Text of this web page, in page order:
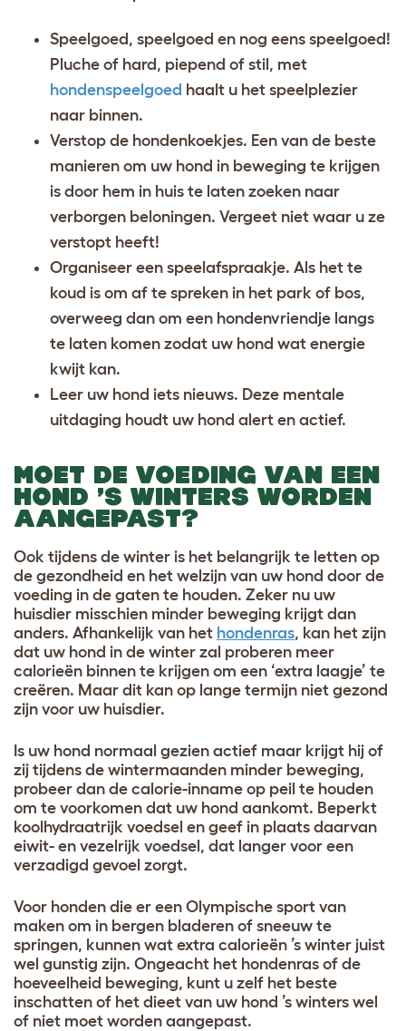
Speelgoed, speelgoed en nog eens speelgoed!
Pluche of hard, piepend of stil, met
hondenspeelgoed haalt u het speelplezier
naar binnen.
Verstop de hondenkoekjes. Een van de beste
manieren om uw hond in beweging te krijgen
is door hem in huis te laten zoeken naar
verborgen beloningen. Vergeet niet waar u ze
verstopt heeft!
Organiseer een speelafspraakje. Als het te
koud is om af te spreken in het park of bos,
overweeg dan om een hondenvriendje langs
te laten komen zodat uw hond wat energie
kwijt kan.
Leer uw hond iets nieuws. Deze mentale
uitdaging houdt uw hond alert en actief.
MOET DE VOEDING VAN EEN
HOND ’S WINTERS WORDEN
AANGEPAST?
Ook tijdens de winter is het belangrijk te letten op
de gezondheid en het welzijn van uw hond door de
voeding in de gaten te houden. Zeker nu uw
huisdier misschien minder beweging krijgt dan
anders. Afhankelijk van het hondenras, kan het zijn
dat uw hond in de winter zal proberen meer
calorieën binnen te krijgen om een ‘extra laagje’ te
creëren. Maar dit kan op lange termijn niet gezond
zijn voor uw huisdier.
Is uw hond normaal gezien actief maar krijgt hij of
zij tijdens de wintermaanden minder beweging,
probeer dan de calorie-inname op peil te houden
om te voorkomen dat uw hond aankomt. Beperkt
koolhydraatrijk voedsel en geef in plaats daarvan
eiwit- en vezelrijk voedsel, dat langer voor een
verzadigd gevoel zorgt.
Voor honden die er een Olympische sport van
maken om in bergen bladeren of sneeuw te
springen, kunnen wat extra calorieën ’s winter juist
wel gunstig zijn. Ongeacht het hondenras of de
hoeveelheid beweging, kunt u zelf het beste
inschatten of het dieet van uw hond ’s winters wel
of niet moet worden aangepast.